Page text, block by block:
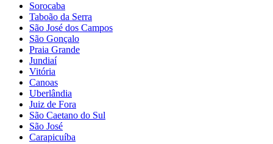
Sorocaba
Taboão da Serra
São José dos Campos
São Gonçalo
Praia Grande
Jundiaí
Vitória
Canoas
Uberlândia
Juiz de Fora
São Caetano do Sul
São José
Carapicuíba